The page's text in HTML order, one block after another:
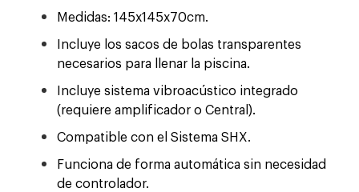
Medidas: 145x145x70cm.
Incluye los sacos de bolas transparentes
necesarios para llenar la piscina.
Incluye sistema vibroacústico integrado
(requiere amplificador o Central).
Compatible con el Sistema SHX.
Funciona de forma automática sin necesidad
de controlador.